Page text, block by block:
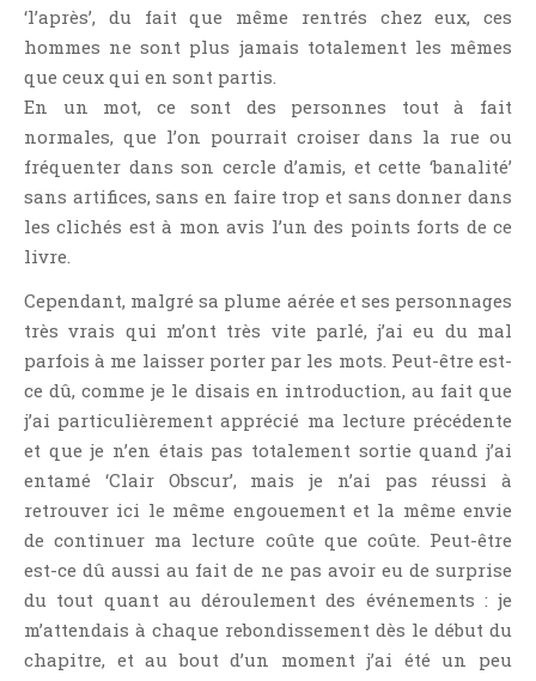
‘l’après’, du fait que même rentrés chez eux, ces
hommes ne sont plus jamais totalement les mêmes
que ceux qui en sont partis.
En un mot, ce sont des personnes tout à fait
normales, que l’on pourrait croiser dans la rue ou
fréquenter dans son cercle d’amis, et cette ‘banalité’
sans artifices, sans en faire trop et sans donner dans
les clichés est à mon avis l’un des points forts de ce
livre.
Cependant, malgré sa plume aérée et ses personnages
très vrais qui m’ont très vite parlé, j’ai eu du mal
parfois à me laisser porter par les mots. Peut-être est-
ce dû, comme je le disais en introduction, au fait que
j’ai particulièrement apprécié ma lecture précédente
et que je n’en étais pas totalement sortie quand j’ai
entamé ‘Clair Obscur’, mais je n’ai pas réussi à
retrouver ici le même engouement et la même envie
de continuer ma lecture coûte que coûte. Peut-être
est-ce dû aussi au fait de ne pas avoir eu de surprise
du tout quant au déroulement des événements : je
m’attendais à chaque rebondissement dès le début du
chapitre, et au bout d’un moment j’ai été un peu